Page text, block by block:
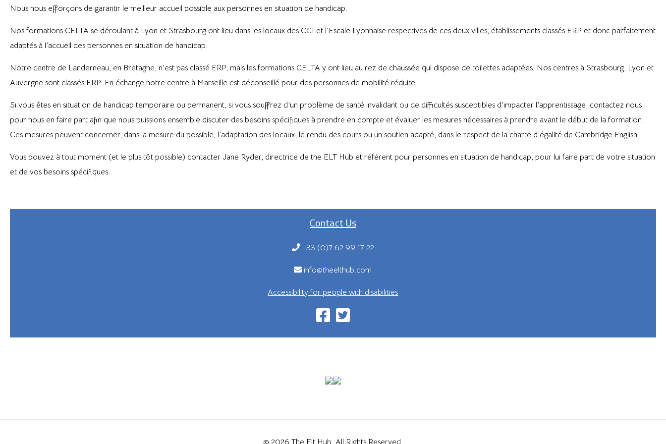
Nous nous efforçons de garantir le meilleur accueil possible aux personnes en situation de handicap.
Nos formations CELTA se déroulant à Lyon et Strasbourg ont lieu dans les locaux des CCI et l’Escale Lyonnaise respectives de ces deux villes, établissements classés ERP et donc parfaitement
adaptés à l’accueil des personnes en situation de handicap.
Notre centre de Landerneau, en Bretagne, n’est pas classé ERP, mais les formations CELTA y ont lieu au rez de chaussée qui dispose de toilettes adaptées. Nos centres à Strasbourg, Lyon et
Auvergne sont classés ERP. En échange notre centre à Marseille est déconseillé pour des personnes de mobilité réduite.
Si vous êtes en situation de handicap temporaire ou permanent, si vous souffrez d’un problème de santé invalidant ou de difficultés susceptibles d’impacter l’apprentissage, contactez nous
pour nous en faire part afin que nous puissions ensemble discuter des besoins spécifiques à prendre en compte et évaluer les mesures nécessaires à prendre avant le début de la formation.
Ces mesures peuvent concerner, dans la mesure du possible, l’adaptation des locaux, le rendu des cours ou un soutien adapté, dans le respect de la charte d’égalité de Cambridge English.
Vous pouvez à tout moment (et le plus tôt possible) contacter Jane Ryder, directrice de the ELT Hub et référent pour personnes en situation de handicap, pour lui faire part de votre situation
et de vos besoins spécifiques.
Contact Us
+33 (0)7 62 99 17 22
info@theelthub.com
Accessibility for people with disabilities
© 2026 The Elt Hub. All Rights Reserved.